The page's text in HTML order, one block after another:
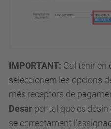
IMPORTANT: Cal tenir en
seleccionem les opcions
més receptors de
Desar per tal que es
se correctament